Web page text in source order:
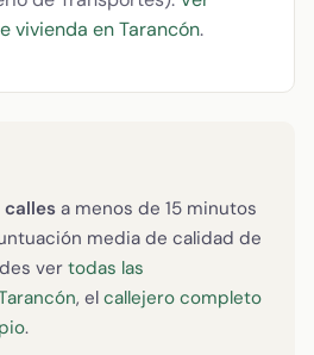
vivienda en Tarancón.
calles a menos de 15 minutos
media de calidad de
ver todas las
, el callejero completo
.